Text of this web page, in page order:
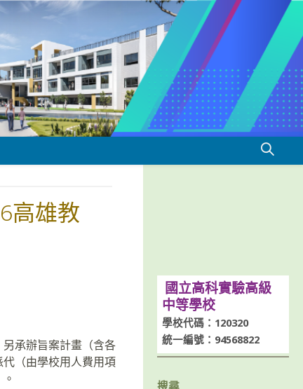
高雄教
承辦旨案計畫（含各
（由學校用人費用項
國立高科實驗高級
中等學校
學校代碼：120320
統一編號：94568822